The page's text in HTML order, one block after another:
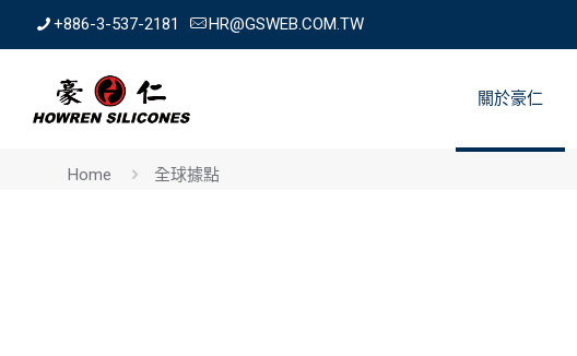
+886-3-537-2181 HR@GSWEB.COM.TW
關於豪仁
Home 全球據點